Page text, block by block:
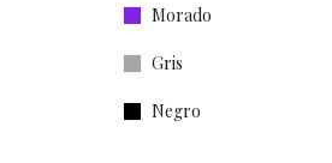
Morado
Gris
Negro